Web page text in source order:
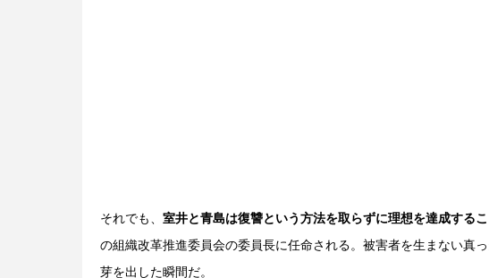
それでも、 室井と青島は復讐という方法を取らずに理想を達成するこ
の組織改革推進委員会の委員長に任命される。被害者を生まない真
芽を出した瞬間だ。